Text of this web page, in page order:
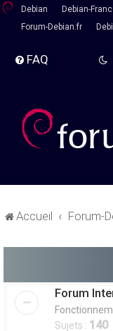
Debian Debian-
Forum-Debian.fr
FAQ
Accueil Forum-
Forum
Sujets : 140